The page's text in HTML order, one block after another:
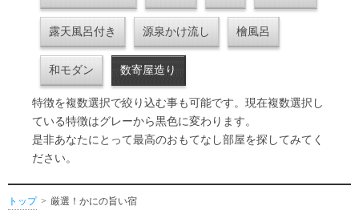
露天風呂付き 源泉かけ流し 檜風呂
和モダン 数寄屋造り
特徴を複数選択で絞り込む事も可能です。現在複数選択し
ている特徴はグレーから黒色に変わります。
是非あなたにとって最高のおもてなし部屋を探してみてく
ださい。
トップ 厳選！かにの旨い宿